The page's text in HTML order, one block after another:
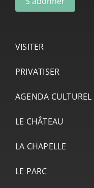
VISITER
PRIVATISER
AGENDA CULTUREL
LE CHÂTEAU
LA CHAPELLE
LE PARC